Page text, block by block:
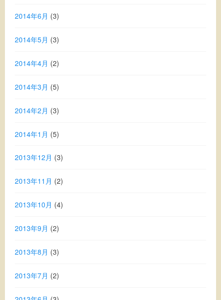
2014年6月 (3)
2014年5月 (3)
2014年4月 (2)
2014年3月 (5)
2014年2月 (3)
2014年1月 (5)
2013年12月 (3)
2013年11月 (2)
2013年10月 (4)
2013年9月 (2)
2013年8月 (3)
2013年7月 (2)